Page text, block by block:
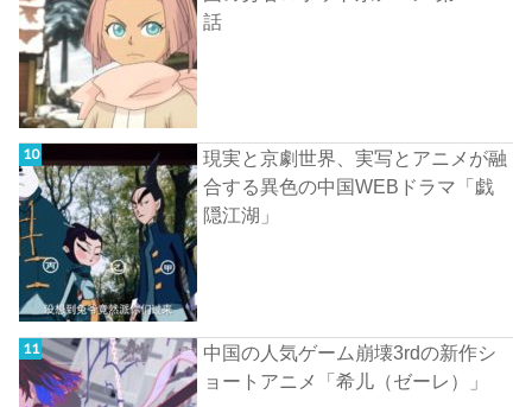
話
現実と京劇世界、実写とアニメが融
合する異色の中国WEBドラマ「戯
隠江湖」
中国の人気ゲーム崩壊3rdの新作シ
ョートアニメ「希儿（ゼーレ）」